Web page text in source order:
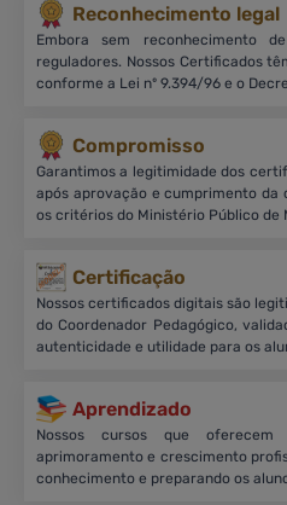
Reconhecimento legal
Embora sem reconhecimento
reguladores. Nossos Certificados
conforme a Lei nº 9.394/96 e o
Compromisso
Garantimos a legitimidade dos
após aprovação e cumprimento
os critérios do Ministério Público de
Certificação
Nossos certificados digitais são
do Coordenador Pedagógico,
autenticidade e utilidade para os
Aprendizado
Nossos cursos que
aprimoramento e crescimento
conhecimento e preparando os